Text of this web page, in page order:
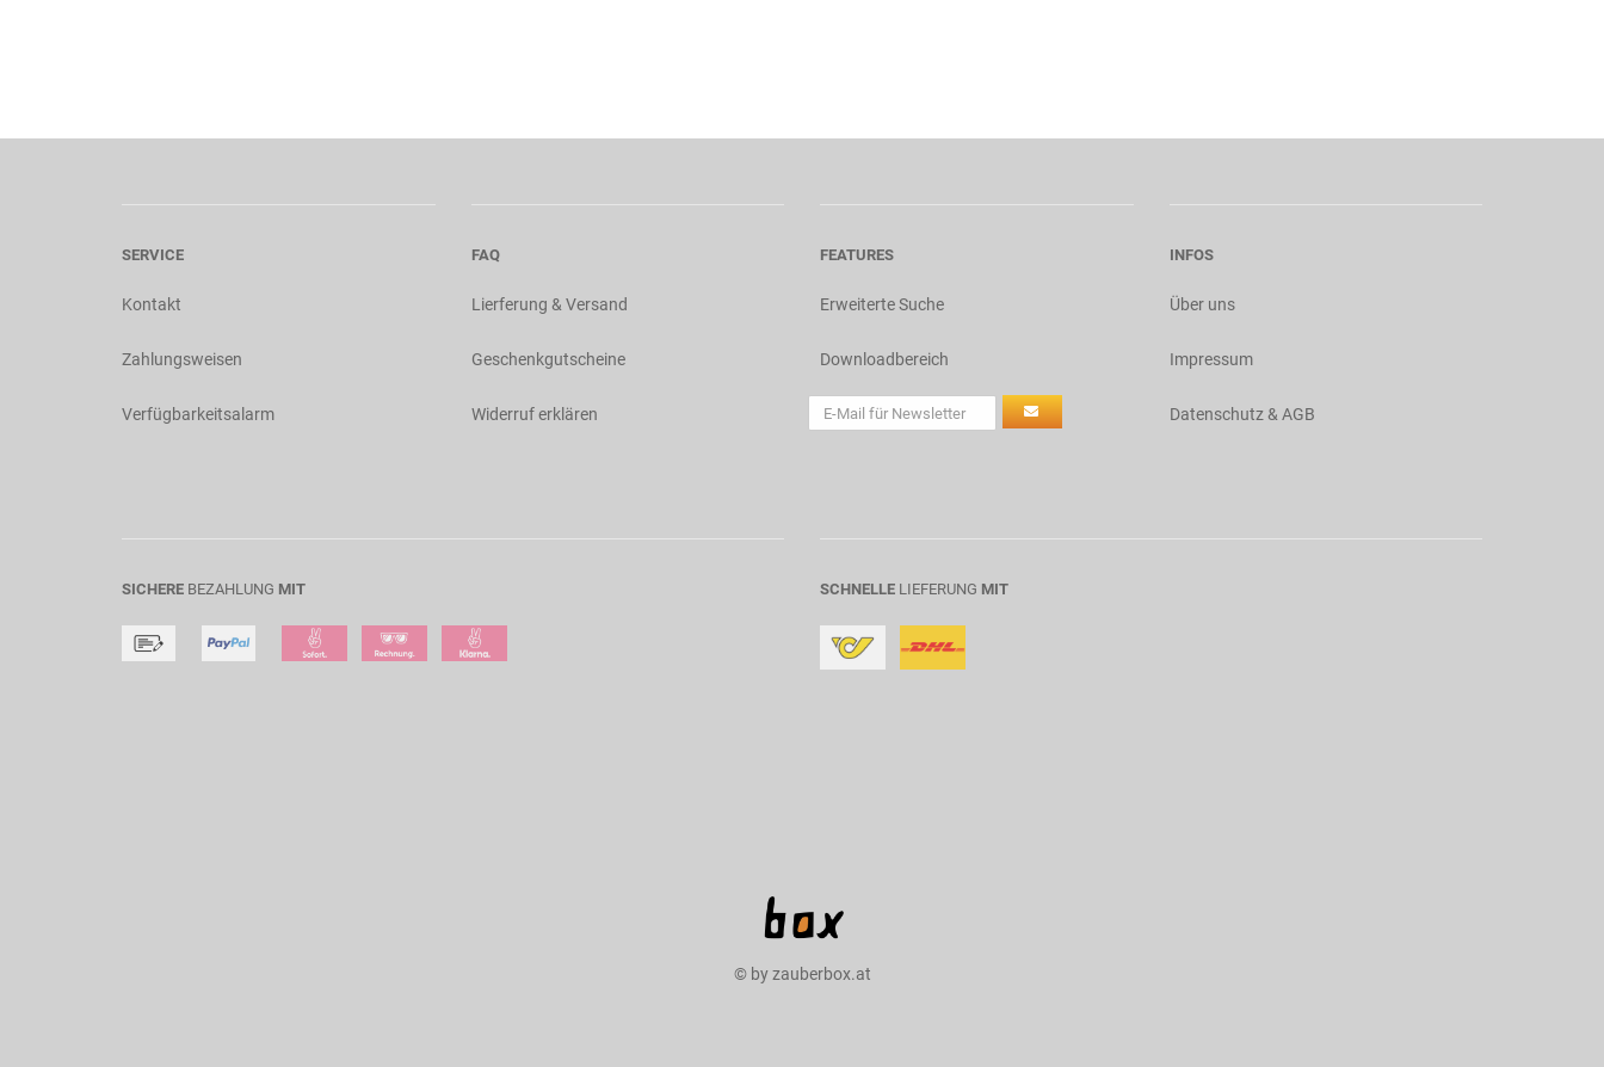
SERVICE
Kontakt
Zahlungsweisen
Verfügbarkeitsalarm
FAQ
Lierferung & Versand
Geschenkgutscheine
Widerruf erklären
FEATURES
Erweiterte Suche
Downloadbereich
INFOS
Über uns
Impressum
Datenschutz & AGB
SICHERE BEZAHLUNG MIT SCHNELLE LIEFERUNG MIT
© by zauberbox.at